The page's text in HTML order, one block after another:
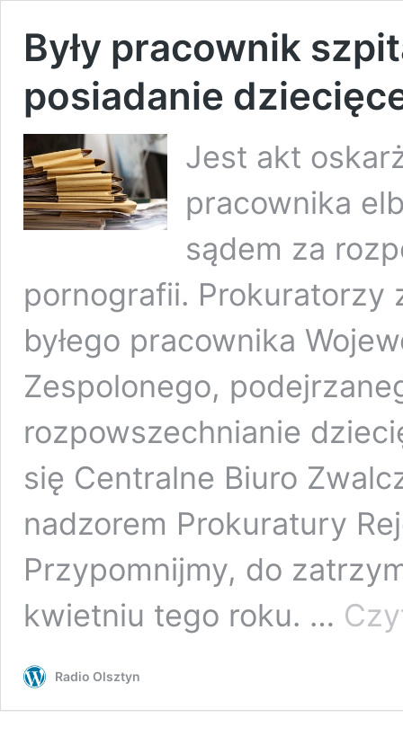
Były pracownik
posiadanie
Jest akt
pracownika
sądem za
pornografii. Prokuratorzy
byłego pracownika
Zespolonego,
rozpowszechnianie
się Centralne Biuro
nadzorem Prokuratury
Przypomnijmy, do
kwietniu tego roku. …
Radio Olsztyn